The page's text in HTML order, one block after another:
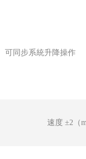
可同步系統升降操作
速度 ±2（